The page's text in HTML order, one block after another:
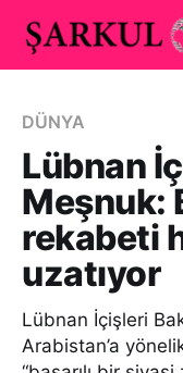
DÜNYA
Lübnan
Meşnuk:
rekabeti
uzatıyor
Lübnan İçişleri
Arabistan’a